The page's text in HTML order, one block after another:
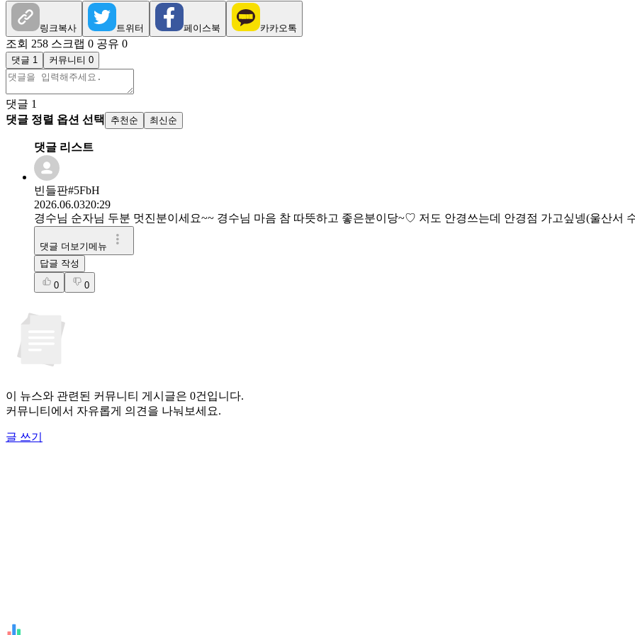
링크복사 트위터 페이스북 카카오톡
조회 258 스크랩 0 공유 0
댓글 1 커뮤니티 0
댓글 1
댓글 정렬 옵션 선택
추천순 최신순
댓글 리스트
빈들판#5FbH
2026.06.0320:29
경수님 순자님 두분 멋진분이세요~~ 경수님 마음 참 따뜻하고 좋은분이당~♡ 저도 안경쓰는데 안경점 가고싶넹(울산서
댓글 더보기메뉴
답글 작성
0 0
이 뉴스와 관련된 커뮤니티 게시글은 0건입니다.
커뮤니티에서 자유롭게 의견을 나눠보세요.
글 쓰기